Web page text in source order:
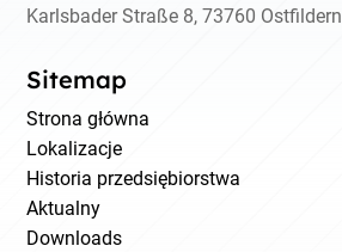
Karlsbader Straße 8, 73760 Ostfildern
Sitemap
Strona główna
Lokalizacje
Historia przedsiębiorstwa
Aktualny
Downloads